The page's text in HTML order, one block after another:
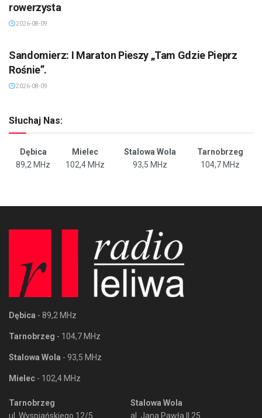
rowerzysta
2026-08-09
Sandomierz: I Maraton Pieszy „Tam Gdzie Pieprz
Rośnie”.
2026-08-09
Słuchaj Nas:
Dębica Mielec Stalowa Wola
Tarnobrzeg
89,2 MHz
102,4 MHz 93,5 MHz 104,7 MHz
Dębica - 89,2 MHz
Tarnobrzeg - 104,7 MHz
Stalowa Wola - 93,5 MHz
Mielec - 102,4 MHz
Tarnobrzeg
ul. Wyspiańskiego 12/5
Stalowa Wola
al. Jana Pawła II 25